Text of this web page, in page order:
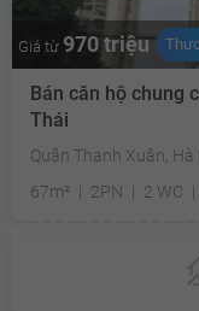
Giá từ 970 triệu
Bán căn hộ chung
Thái
Quận Thanh Xuân, Hà
67m²
2PN 2 WC